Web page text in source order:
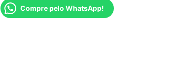
Compre pelo WhatsApp!